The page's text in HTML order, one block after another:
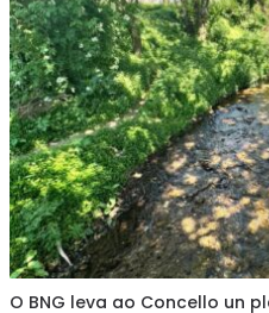
O BNG leva ao Concello un